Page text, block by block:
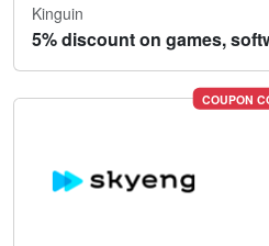
Kinguin
5% discount on games,
COUPON